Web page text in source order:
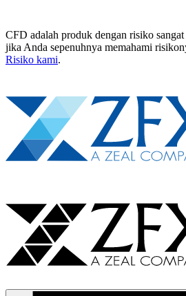
CFD adalah produk dengan risiko
jika Anda sepenuhnya memahami
Risiko kami.